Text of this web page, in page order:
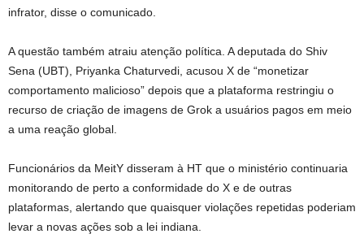
infrator, disse o comunicado.
A questão também atraiu atenção política. A deputada do Shiv
Sena (UBT), Priyanka Chaturvedi, acusou X de “monetizar
comportamento malicioso” depois que a plataforma restringiu o
recurso de criação de imagens de Grok a usuários pagos em meio
a uma reação global.
Funcionários da MeitY disseram à HT que o ministério continuaria
monitorando de perto a conformidade do X e de outras
plataformas, alertando que quaisquer violações repetidas poderiam
levar a novas ações sob a lei indiana.